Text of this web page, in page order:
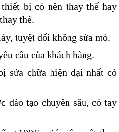
bị có nên thay thế hay
thế.
tuyệt đối không sửa mò.
cầu của khách hàng.
sửa chữa hiện đại nhất có
đào tạo chuyên sâu, có tay